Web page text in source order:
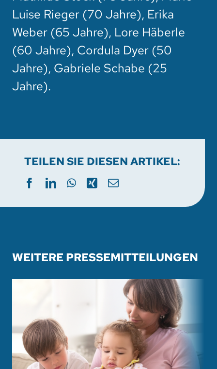
Luise Rieger (70 Jahre), Erika
Weber (65 Jahre), Lore Häberle
(60 Jahre), Cordula Dyer (50
Jahre), Gabriele Schabe (25
Jahre).
TEILEN SIE DIESEN ARTIKEL:
WEITERE PRESSEMITTEILUNGEN